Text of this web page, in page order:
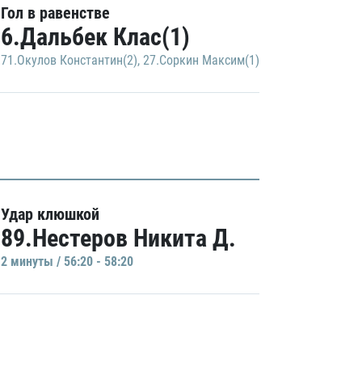
Гол в равенстве
6.Дальбек Клас(1)
71.Окулов Константин(2), 27.Соркин Максим(1)
Удар клюшкой
89.Нестеров Никита Д.
2 минуты / 56:20 - 58:20